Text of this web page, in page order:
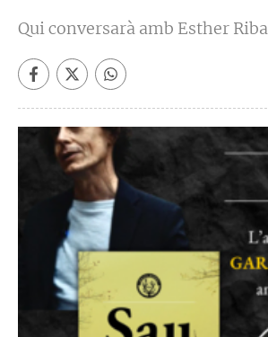
Qui conversarà amb Esther Riba